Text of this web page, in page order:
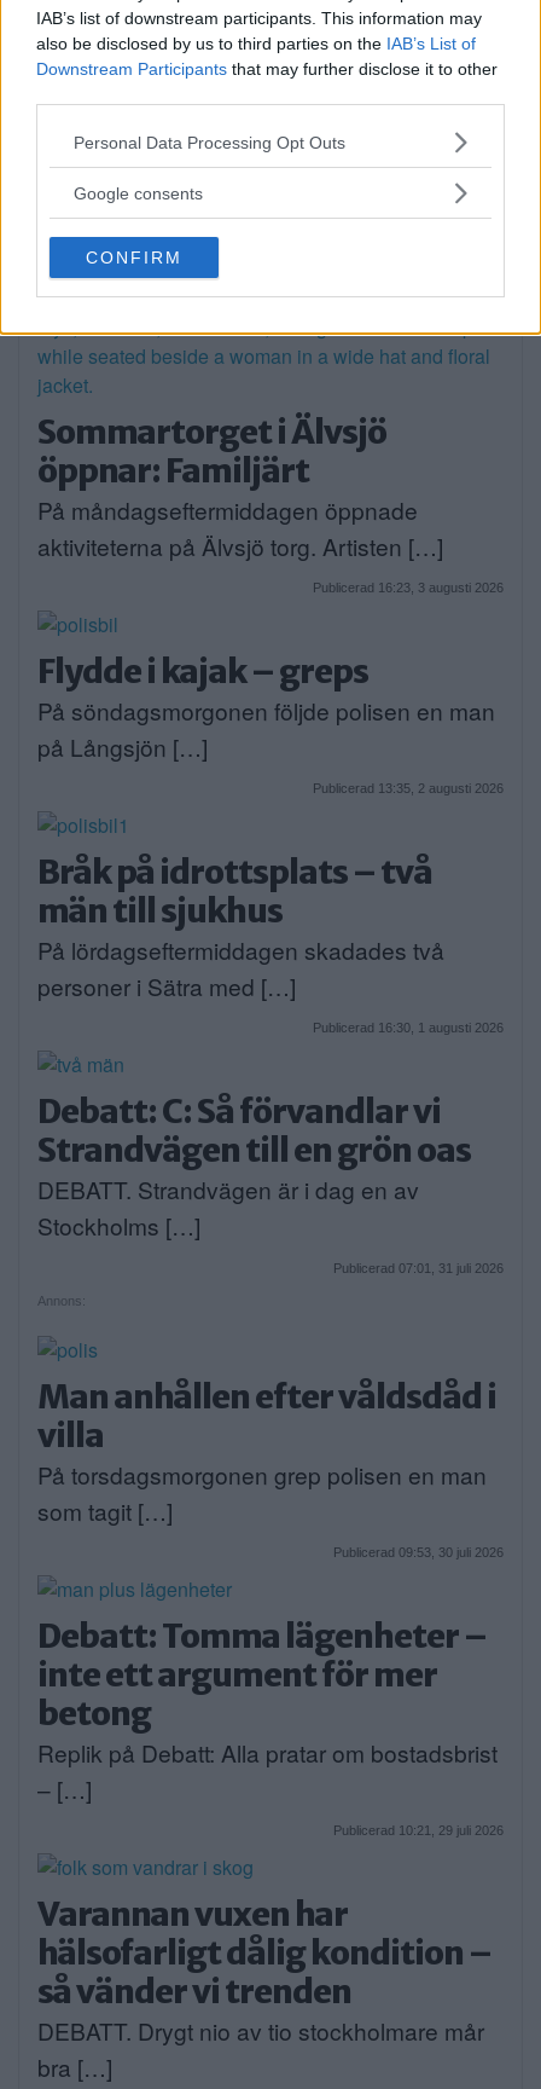
IAB’s list of downstream participants. This information may
also be disclosed by us to third parties on the IAB’s List of
Downstream Participants that may further disclose it to other
Please note that this website/app uses one or more Google
not limited to your visit or usage behaviour. You may click to
use your data for below specified purposes in below Google
consent section.
Personal Data Processing Opt Outs
Google consents
CONFIRM
Sommartorget i Älvsjö
öppnar: Familjärt
På måndagseftermiddagen öppnade
aktiviteterna på Älvsjö torg. Artisten […]
Publicerad 16:23, 3 augusti 2026
Flydde i kajak – greps
På söndagsmorgonen följde polisen en man
på Långsjön […]
Publicerad 13:35, 2 augusti 2026
Bråk på idrottsplats – två
män till sjukhus
På lördagseftermiddagen skadades två
personer i Sätra med […]
Publicerad 16:30, 1 augusti 2026
Debatt: C: Så förvandlar vi
Strandvägen till en grön oas
DEBATT. Strandvägen är i dag en av
Stockholms […]
Publicerad 07:01, 31 juli 2026
Annons:
Man anhållen efter våldsdåd i
villa
På torsdagsmorgonen grep polisen en man
som tagit […]
Publicerad 09:53, 30 juli 2026
Debatt: Tomma lägenheter –
inte ett argument för mer
betong
Replik på Debatt: Alla pratar om bostadsbrist
– […]
Publicerad 10:21, 29 juli 2026
Varannan vuxen har
hälsofarligt dålig kondition –
så vänder vi trenden
DEBATT. Drygt nio av tio stockholmare mår
bra […]